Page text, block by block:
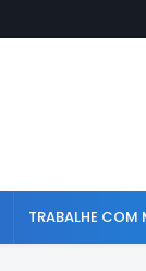
TRABALHE COM